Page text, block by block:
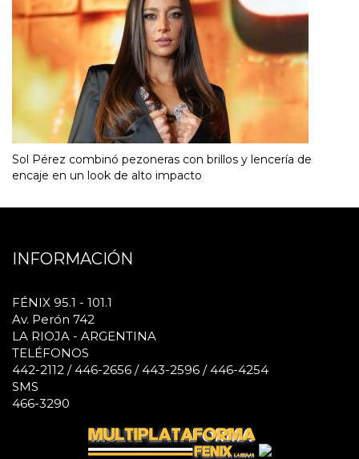
Sol Pérez combinó pezoneras con brillos y lencería de
encaje en un look de alto impacto
INFORMACIÓN
FÉNIX 95.1 - 101.1
Av. Perón 742
LA RIOJA - ARGENTINA
TELÉFONOS
442-2112 / 446-2656 / 443-2596 / 446-4254
SMS
466-3290